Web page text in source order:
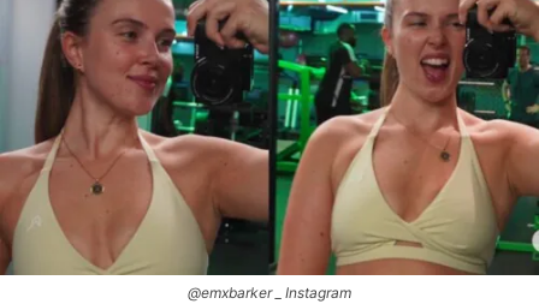
@emxbarker _ Instagram